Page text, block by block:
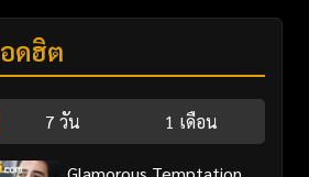
ดฮิต
7 วัน 1 เดือน